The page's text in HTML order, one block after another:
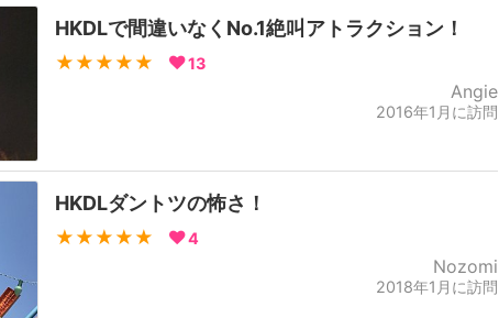
HKDLで間違いなくNo.1絶叫アトラクション！
★★★★★ 13
Angie
2016年1月に訪問
HKDLダントツの怖さ！
★★★★★ 4
Nozomi
2018年1月に訪問